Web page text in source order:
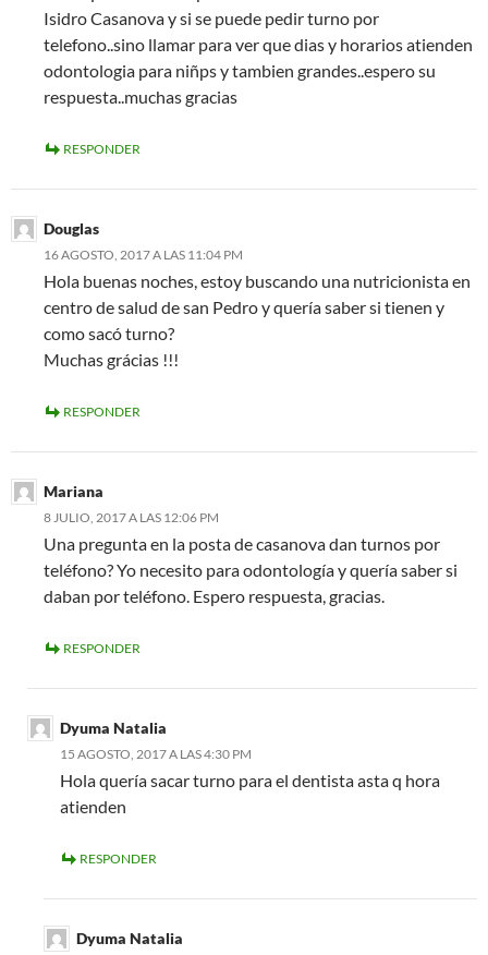
Isidro Casanova y si se puede pedir turno por
telefono..sino llamar para ver que dias y horarios atienden
odontologia para niñps y tambien grandes..espero su
respuesta..muchas gracias
RESPONDER
Douglas
16 AGOSTO, 2017 A LAS 11:04 PM
Hola buenas noches, estoy buscando una nutricionista en
centro de salud de san Pedro y quería saber si tienen y
como sacó turno?
Muchas grácias !!!
RESPONDER
Mariana
8 JULIO, 2017 A LAS 12:06 PM
Una pregunta en la posta de casanova dan turnos por
teléfono? Yo necesito para odontología y quería saber si
daban por teléfono. Espero respuesta, gracias.
RESPONDER
Dyuma Natalia
15 AGOSTO, 2017 A LAS 4:30 PM
Hola quería sacar turno para el dentista asta q hora
atienden
RESPONDER
Dyuma Natalia